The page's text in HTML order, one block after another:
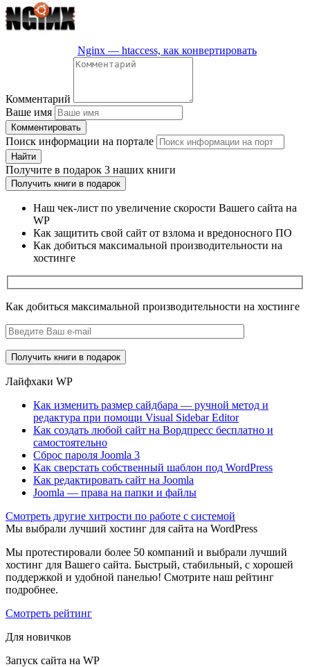
Nginx — htaccess, как конвертировать
Комментарий
Ваше имя
Комментировать
Поиск информации на портале
Найти
Получите в подарок 3 наших книги
Получить книги в подарок
Наш чек-лист по увеличение скорости Вашего сайта на
WP
Как защитить свой сайт от взлома и вредоносного ПО
Как добиться максимальной производительности на
хостинге
Как добиться максимальной производительности на хостинге
Лайфхаки WP
Как изменить размер сайдбара — ручной метод и
редактура при помощи Visual Sidebar Editor
Как создать любой сайт на Вордпресс бесплатно и
самостоятельно
Сброс пароля Joomla 3
Как сверстать собственный шаблон под WordPress
Как редактировать сайт на Joomla
Joomla — права на папки и файлы
Cмотреть другие хитрости по работе с системой
Мы выбрали лучший хостинг для сайта на WordPress
Мы протестировали более 50 компаний и выбрали лучший
хостинг для Вашего сайта. Быстрый, стабильный, с хорошей
поддержкой и удобной панелью! Смотрите наш рейтинг
подробнее.
Смотреть рейтинг
Для новичков
Запуск сайта на WP